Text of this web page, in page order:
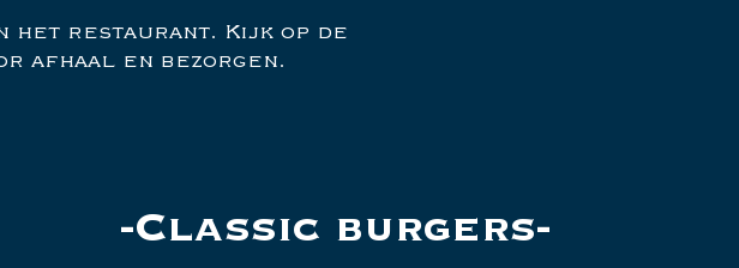
het restaurant. Kijk op de
afhaal en bezorgen.
Classic burgers